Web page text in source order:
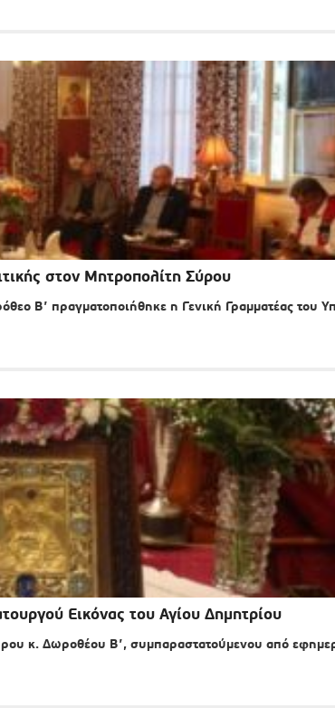
στον Μητροπολίτη Σύρου
Β’ πραγματοποιήθηκε η Γενική Γραμματέας του
Εικόνας του Αγίου Δημητρίου
κ. Δωροθέου Β’, συμπαραστατούμενου από